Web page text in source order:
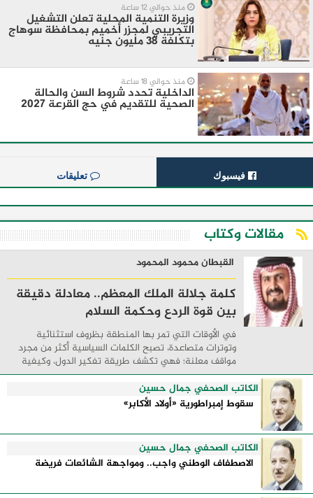
منذ حوالي 12 ساعة
وزيرة التنمية المحلية تعلن التشغيل
التجريبي لمجزر أخميم بمحافظة سوهاج
بتكلفة 38 مليون جنيه
منذ حوالي 18 ساعة
الداخلية تحدد شروط السن والحالة
الصحية للتقديم في حج القرعة 2027
فيسبوك تعليقات
مقالات وكتاب
القبطان محمود المحمود
كلمة جلالة الملك المعظم.. معادلة دقيقة
بين قوة الردع وحكمة السلام
في الأوقات التي تمر بها المنطقة بظروف استثنائية
وتوترات متصاعدة، تصبح الكلمات السياسية أكثر من مجرد
مواقف معلنة؛ فهي تكشف طريقة تفكير الدول، وكيفية
إدارتها للأزمات، والحدود التي تفصل بين القوة ...
الكاتب الصحفي جمال حسين
سقوط إمبراطورية «أولاد الأكابر»
الكاتب الصحفي جمال حسين
الاصطفاف الوطني واجب.. ومواجهة الشائعات فريضة